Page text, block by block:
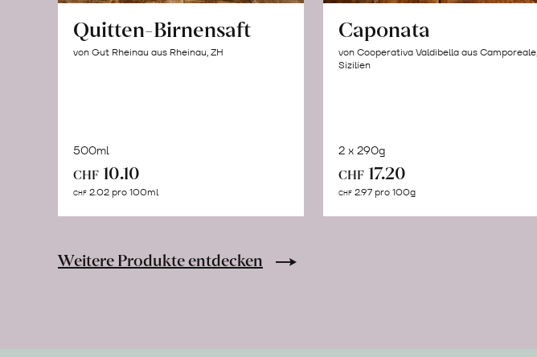
Quitten-Birnensaft
von Gut Rheinau aus Rheinau, ZH
500ml
CHF 10.10
CHF 2.02 pro 100ml
Caponata
von Cooperativa Valdibella aus Camporeale,
Sizilien
2 x 290g
CHF 17.20
CHF 2.97 pro 100g
Weitere Produkte entdecken